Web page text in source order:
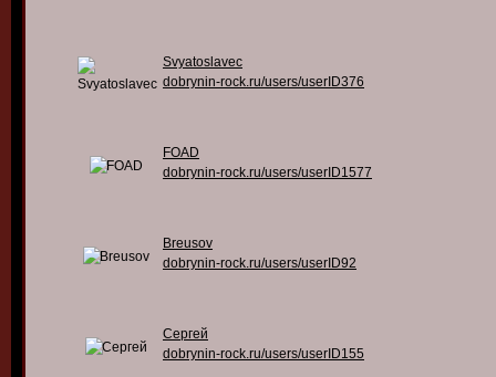
Svyatoslavec
dobrynin-rock.ru/users/userID376
FOAD
dobrynin-rock.ru/users/userID1577
Breusov
dobrynin-rock.ru/users/userID92
Сергей
dobrynin-rock.ru/users/userID155